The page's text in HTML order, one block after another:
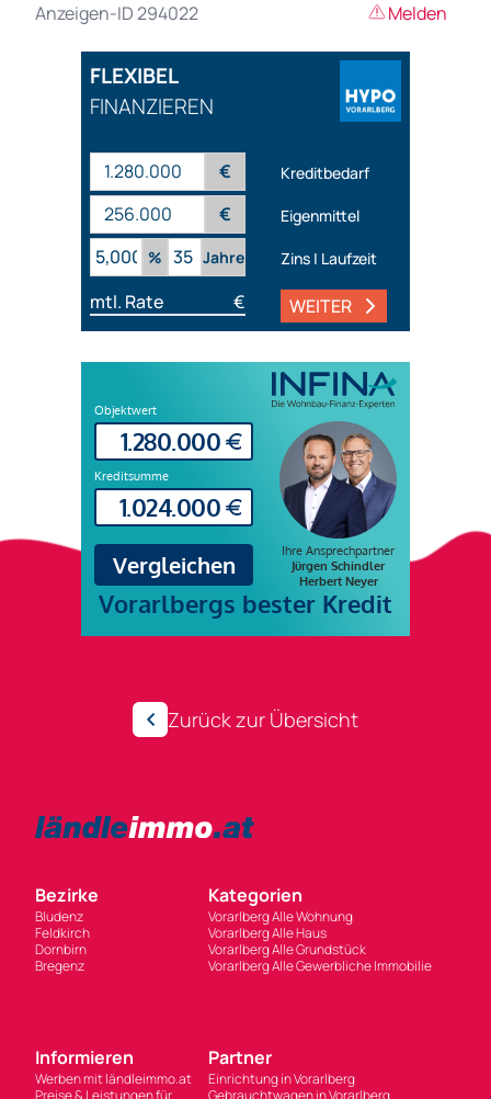
Anzeigen-ID 294022 Melden
FLEXIBEL
FINANZIEREN
€ Kreditbedarf
€
Eigenmittel
%
Jahre Zins | Laufzeit
mtl. Rate € WEITER
Zurück zur Übersicht
Bezirke
Bludenz
Feldkirch
Dornbirn
Bregenz
Kategorien
Vorarlberg Alle Wohnung
Vorarlberg Alle Haus
Vorarlberg Alle Grundstück
Vorarlberg Alle Gewerbliche Immobilie
Informieren
Werben mit ländleimmo.at
Preise & Leistungen für
Partner
Einrichtung in Vorarlberg
Gebrauchtwagen in Vorarlberg